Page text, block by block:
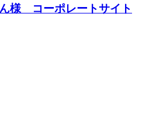
様 コーポレートサイト